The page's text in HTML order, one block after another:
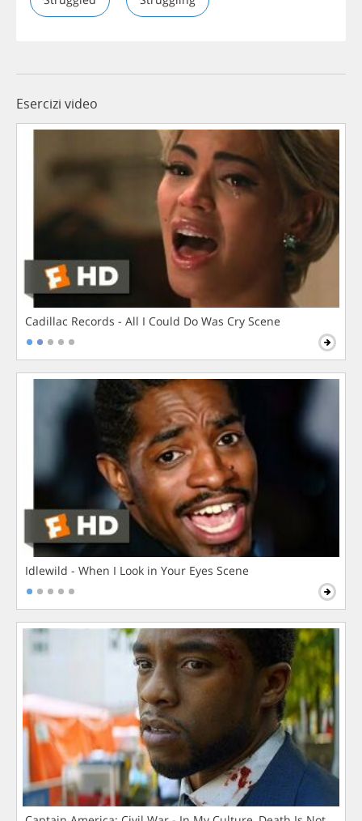
Esercizi video
Cadillac Records - All I Could Do Was Cry Scene
Idlewild - When I Look in Your Eyes Scene